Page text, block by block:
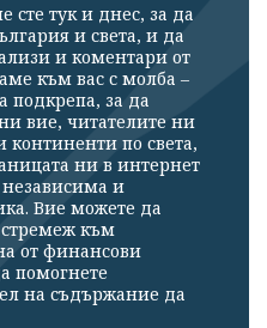
сте тук и днес, за да
и света, и да
и коментари от
към вас с молба –
подкрепа, за да
вие, читателите ни
по света,
ни в интернет
независима и
Вие можете да
към
от финансови
помогнете
на съдържание да